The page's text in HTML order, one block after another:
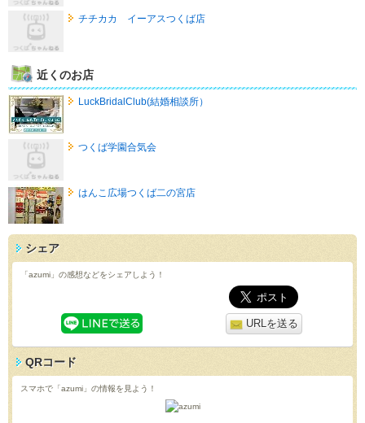
チチカカ イーアスつくば店
近くのお店
LuckBridalClub(結婚相談所）
つくば学園合気会
はんこ広場つくば二の宮店
シェア
「azumi」の感想などをシェアしよう！
URLを送る
QRコード
スマホで「azumi」の情報を見よう！